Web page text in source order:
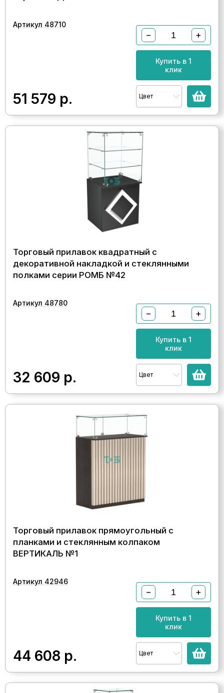
Артикул 48710
51 579 р.
− +
Купить в 1
клик
Цвет
Торговый прилавок квадратный с
декоративной накладкой и стеклянными
полками серии РОМБ №42
Артикул 48780
32 609 р.
− +
Купить в 1
клик
Цвет
Торговый прилавок прямоугольный с
планками и стеклянным колпаком
ВЕРТИКАЛЬ №1
Артикул 42946
44 608 р.
− +
Купить в 1
клик
Цвет